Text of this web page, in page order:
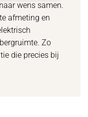
wens samen.
afmeting en
Zo
die precies bij